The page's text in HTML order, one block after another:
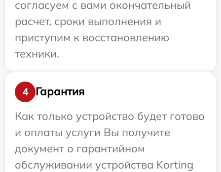
согласуем с вами окончательный
расчет, сроки выполнения и
приступим к восстановлению
техники.
4
Гарантия
Как только устройство будет готово
и оплаты услуги Вы получите
документ о гарантийном
обслуживании устройства Korting